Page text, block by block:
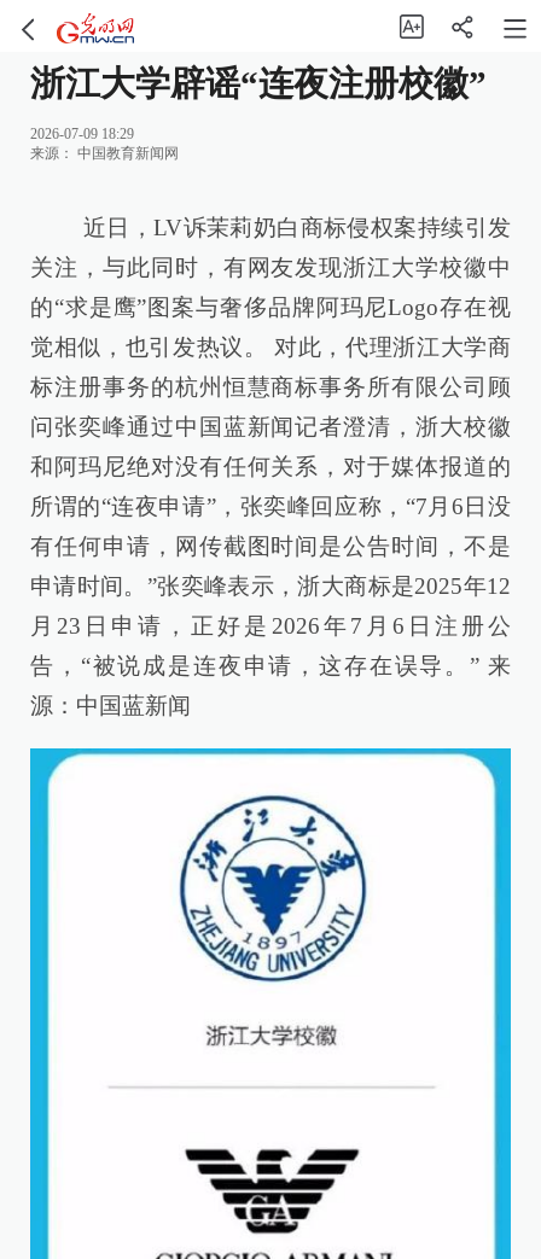
浙江大学辟谣“连夜注册校徽”
2026-07-09 18:29
来源： 中国教育新闻网
近日，LV诉茉莉奶白商标侵权案持续引发
关注，与此同时，有网友发现浙江大学校徽中
的“求是鹰”图案与奢侈品牌阿玛尼Logo存在视
觉相似，也引发热议。 对此，代理浙江大学商
标注册事务的杭州恒慧商标事务所有限公司顾
问张奕峰通过中国蓝新闻记者澄清，浙大校徽
和阿玛尼绝对没有任何关系，对于媒体报道的
所谓的“连夜申请”，张奕峰回应称，“7月6日没
有任何申请，网传截图时间是公告时间，不是
申请时间。”张奕峰表示，浙大商标是2025年12
月23日申请，正好是2026年7月6日注册公
告，“被说成是连夜申请，这存在误导。” 来
源：中国蓝新闻